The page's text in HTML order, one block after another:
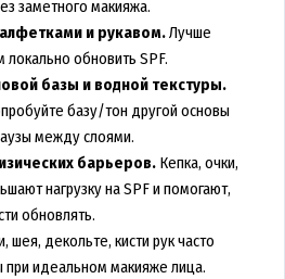
заметного макияжа.
и рукавом.Лучше
локально обновить SPF.
базы и водной текстуры.
базу/тон другой основы
между слоями.
барьеров.Кепка, очки,
нагрузку на SPF и помогают,
обновлять.
шея, декольте, кисти рук часто
при идеальном макияже лица.